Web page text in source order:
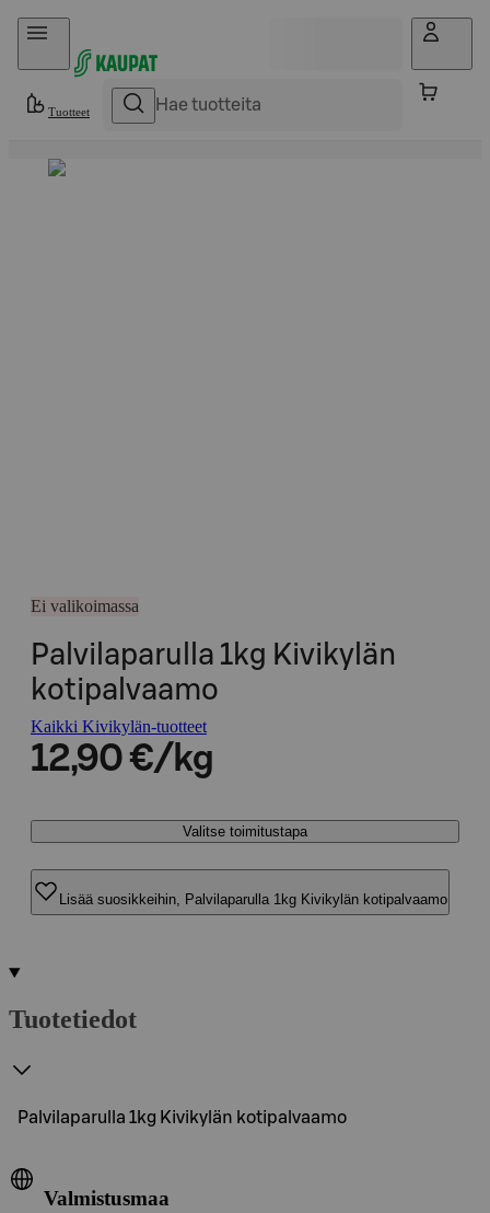
Hyppää sisältöön
Tuotteet
Ei valikoimassa
Palvilaparulla 1kg Kivikylän
kotipalvaamo
Kaikki Kivikylän-tuotteet
12,90 €/kg
Valitse toimitustapa
Lisää suosikkeihin, Palvilaparulla 1kg Kivikylän kotipalvaamo
Tuotetiedot
Palvilaparulla 1kg Kivikylän kotipalvaamo
Valmistusmaa